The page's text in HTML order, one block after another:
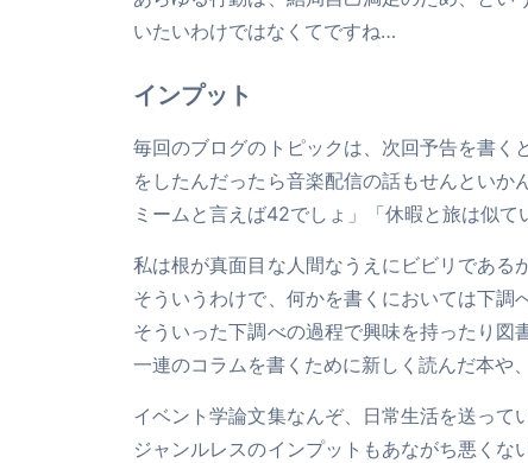
いたいわけではなくてですね…
インプット
毎回のブログのトピックは、次回予告を書
をしたんだったら音楽配信の話もせんといか
ミームと言えば42でしょ」「休暇と旅は似て
私は根が真面目な人間なうえにビビリである
そういうわけで、何かを書くにおいては下
そういった下調べの過程で興味を持ったり
一連のコラムを書くために新しく読んだ本や
イベント学論文集なんぞ、日常生活を送って
ジャンルレスのインプットもあながち悪く